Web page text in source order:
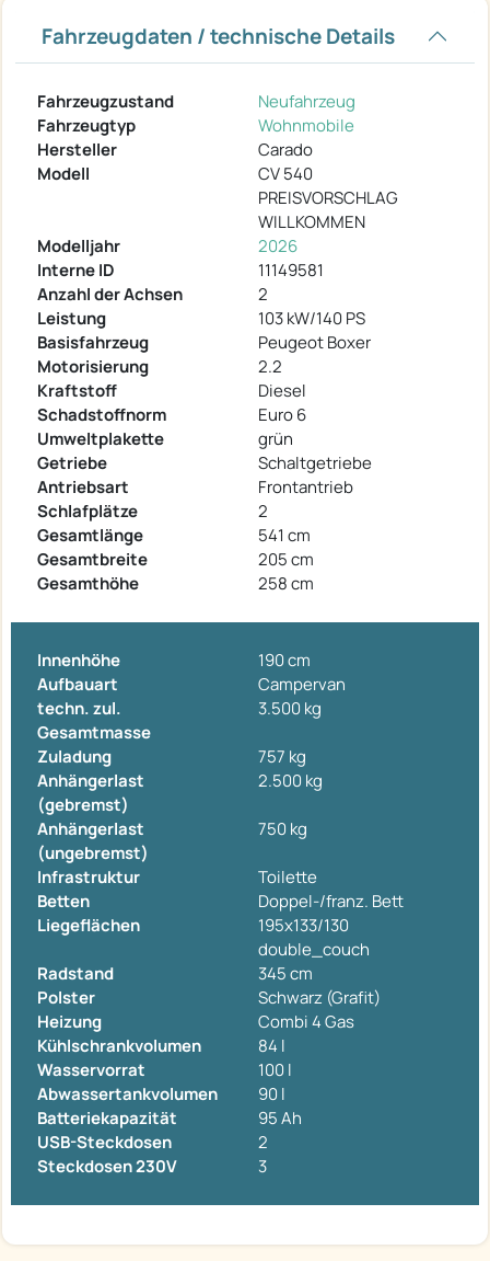
Fahrzeugdaten / technische Details
Fahrzeugzustand
Neufahrzeug
Fahrzeugtyp
Wohnmobile
Hersteller
Carado
Modell
CV 540
PREISVORSCHLAG
WILLKOMMEN
Modelljahr
2026
Interne ID
11149581
Anzahl der Achsen
2
Leistung
103 kW/140 PS
Basisfahrzeug
Peugeot Boxer
Motorisierung
2.2
Kraftstoff
Diesel
Schadstoffnorm
Euro 6
Umweltplakette
grün
Getriebe
Schaltgetriebe
Antriebsart
Frontantrieb
Schlafplätze
2
Gesamtlänge
541 cm
Gesamtbreite
205 cm
Gesamthöhe
258 cm
Innenhöhe
190 cm
Aufbauart
Campervan
techn. zul.
Gesamtmasse
3.500 kg
Zuladung
757 kg
Anhängerlast
(gebremst)
2.500 kg
Anhängerlast
(ungebremst)
750 kg
Infrastruktur
Toilette
Betten
Doppel-/franz. Bett
Liegeflächen
195x133/130
double_couch
Radstand
345 cm
Polster
Schwarz (Grafit)
Heizung
Combi 4 Gas
Kühlschrankvolumen
84 l
Wasservorrat
100 l
Abwassertankvolumen
90 l
Batteriekapazität
95 Ah
USB-Steckdosen
2
Steckdosen 230V
3